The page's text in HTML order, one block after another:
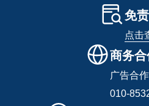
免
点击
商务合
广告合
010-